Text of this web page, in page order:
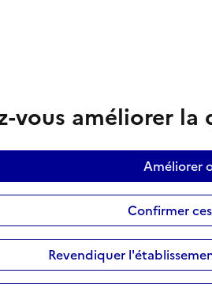
vous améliorer
Améliorer
Confirmer
Revendiquer